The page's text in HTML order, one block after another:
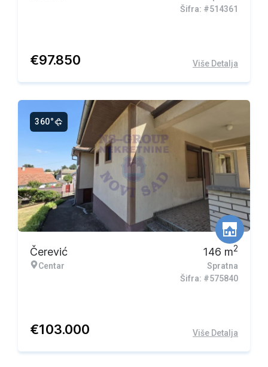
Šifra: #514361
€97.850 Više Detalja
360°
Čerević
Centar
146 m2
Spratna
Šifra: #575840
€103.000 Više Detalja